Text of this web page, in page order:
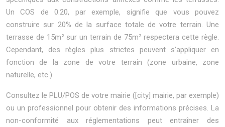
Un COS de 0.20, par exemple, signifie que vous pouvez
construire sur 20% de la surface totale de votre terrain. Une
terrasse de 15m² sur un terrain de 75m² respectera cette règle.
Cependant, des règles plus strictes peuvent s’appliquer en
fonction de la zone de votre terrain (zone urbaine, zone
naturelle, etc.).
Consultez le PLU/POS de votre mairie ([city] mairie, par exemple)
ou un professionnel pour obtenir des informations précises. La
non-conformité aux réglementations peut entraîner des